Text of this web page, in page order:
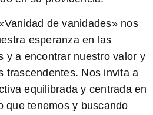
de vanidades» nos
esperanza en las
y a encontrar nuestro valor y
trascendentes. Nos invita a
equilibrada y centrada en
que tenemos y buscando